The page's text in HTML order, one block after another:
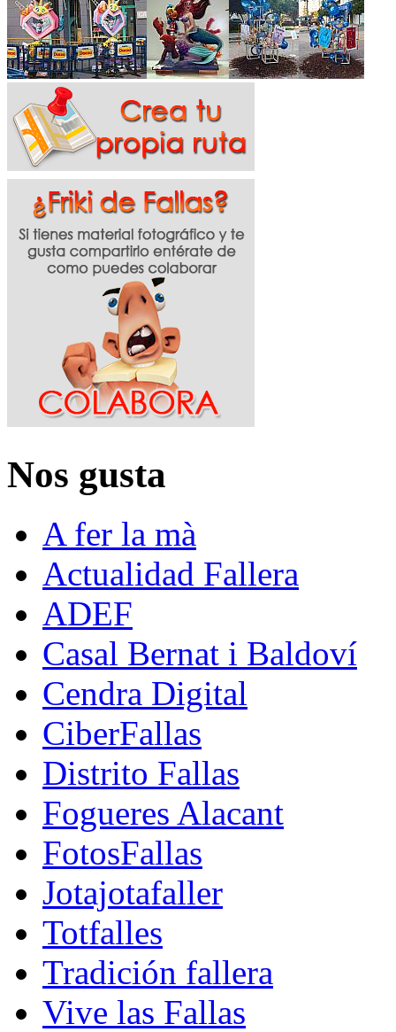
Nos gusta
A fer la mà
Actualidad Fallera
ADEF
Casal Bernat i Baldoví
Cendra Digital
CiberFallas
Distrito Fallas
Fogueres Alacant
FotosFallas
Jotajotafaller
Totfalles
Tradición fallera
Vive las Fallas